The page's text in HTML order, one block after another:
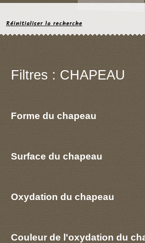
Réinitialiser la recherche
Filtres : CHAPEAU
Forme du chapeau
Surface du chapeau
Oxydation du chapeau
Couleur de l'oxydation du